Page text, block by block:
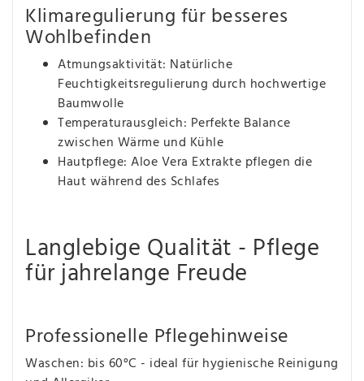
Klimaregulierung für besseres
Wohlbefinden
Atmungsaktivität: Natürliche
Feuchtigkeitsregulierung durch hochwertige
Baumwolle
Temperaturausgleich: Perfekte Balance
zwischen Wärme und Kühle
Hautpflege: Aloe Vera Extrakte pflegen die
Haut während des Schlafes
Langlebige Qualität - Pflege
für jahrelange Freude
Professionelle Pflegehinweise
Waschen: bis 60°C - ideal für hygienische Reinigung